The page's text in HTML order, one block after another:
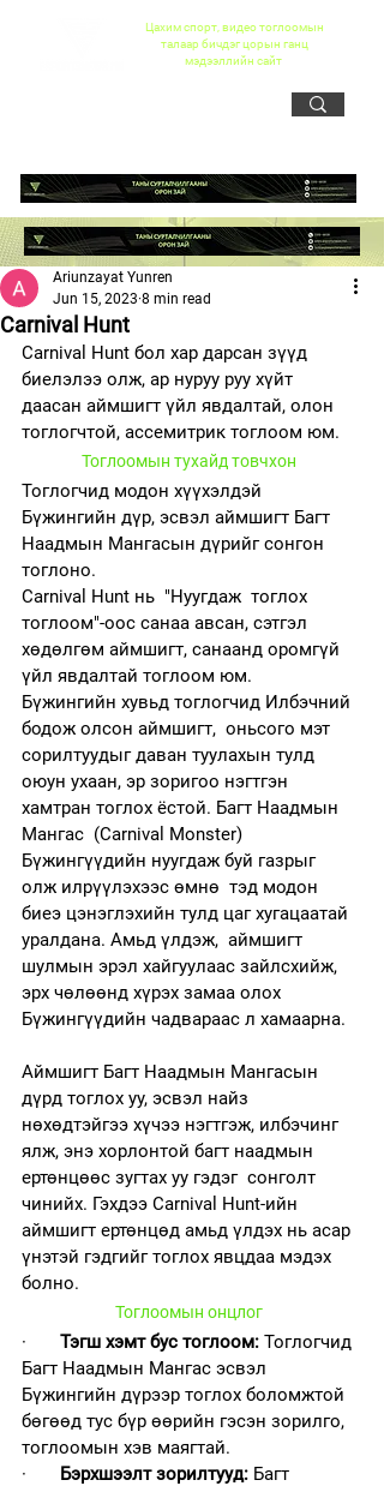
Цахим спорт, видео тоглоомын
талаар бичдэг цорын ганц
мэдээллийн сайт
Carnival Hunt
Ariunzayat Yunren
Jun 15, 2023 8 min read
Carnival Hunt бол хар дарсан зүүд
биелэлээ олж, ар нуруу руу хүйт
даасан аймшигт үйл явдалтай, олон
тоглогчтой, ассемитрик тоглоом юм.
Тоглоомын тухайд товчхон
Тоглогчид модон хүүхэлдэй
Бүжингийн дүр, эсвэл аймшигт Багт
Наадмын Мангасын дүрийг сонгон
тоглоно.
Carnival Hunt нь  "Нуугдаж  тоглох
тоглоом"-оос санаа авсан, сэтгэл
хөдөлгөм аймшигт, санаанд оромгүй
үйл явдалтай тоглоом юм.
Бүжингийн хувьд тоглогчид Илбэчний
бодож олсон аймшигт,  оньсого мэт
сорилтуудыг даван туулахын тулд
оюун ухаан, эр зоригоо нэгтгэн
хамтран тоглох ёстой. Багт Наадмын
Мангас  (Carnival Monster)
Бүжингүүдийн нуугдаж буй газрыг
олж илрүүлэхээс өмнө  тэд модон
биеэ цэнэглэхийн тулд цаг хугацаатай
уралдана. Амьд үлдэж,  аймшигт
шулмын эрэл хайгуулаас зайлсхийж,
эрх чөлөөнд хүрэх замаа олох
Бүжингүүдийн чадвараас л хамаарна.
Аймшигт Багт Наадмын Мангасын
дүрд тоглох уу, эсвэл найз
нөхөдтэйгээ хүчээ нэгтгэж, илбэчинг
ялж, энэ хорлонтой багт наадмын
ертөнцөөс зугтах уу гэдэг  сонголт
чинийх. Гэхдээ Carnival Hunt-ийн
аймшигт ертөнцөд амьд үлдэх нь асар
үнэтэй гэдгийг тоглох явцдаа мэдэх
болно.
Тоглоомын онцлог
· Тэгш хэмт бус тоглоом: Тоглогчид
Багт Наадмын Мангас эсвэл
Бүжингийн дүрээр тоглох боломжтой
бөгөөд тус бүр өөрийн гэсэн зорилго,
тоглоомын хэв маягтай.
· Бэрхшээлт зорилтууд: Багт